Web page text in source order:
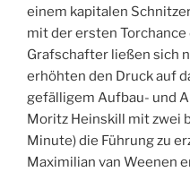
einem kapitalen
mit der ersten Torchance
Grafschafter ließen sich
erhöhten den Druck auf
gefälligem Aufbau- und
Moritz Heinskill mit zwei
Minute) die Führung zu
Maximilian van Weenen